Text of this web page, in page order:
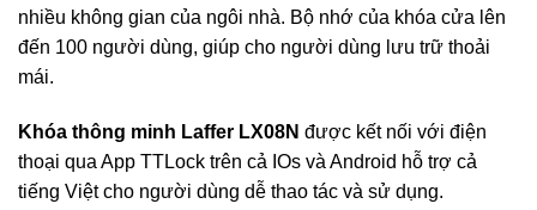
nhiều không gian của ngôi nhà. Bộ nhớ của khóa cửa lên
đến 100 người dùng, giúp cho người dùng lưu trữ thoải
mái.
Khóa thông minh Laffer LX08N được kết nối với điện
thoại qua App TTLock trên cả IOs và Android hỗ trợ cả
tiếng Việt cho người dùng dễ thao tác và sử dụng.